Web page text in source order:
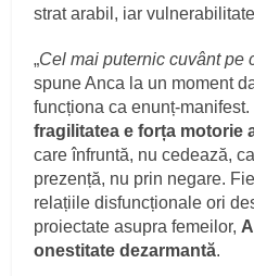
strat arabil, iar
„Cel mai puternic cuvânt pe
spune Anca la un moment
funcționa ca enunț-
fragilitatea e forța motorie
care înfruntă, nu cedează,
prezență, nu prin negare.
relațiile disfuncționale ori
proiectate asupra femeilor,
onestitate dezarmantă.